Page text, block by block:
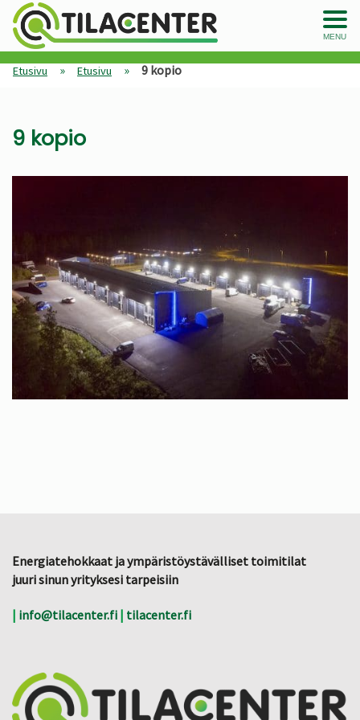
MENU
Etusivu » Etusivu » 9 kopio
9 kopio
Energiatehokkaat ja ympäristöystävälliset toimitilat
juuri sinun yrityksesi tarpeisiin
| info@tilacenter.fi | tilacenter.fi